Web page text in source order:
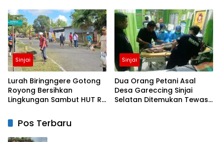
Kebakaran Tallo
Sinjai
Lurah Biringngere Gotong
Royong Bersihkan
Lingkungan Sambut HUT RI
Sinjai
Dua Orang Petani Asal
Desa Gareccing Sinjai
Selatan Ditemukan Tewas,
Pos Terbaru